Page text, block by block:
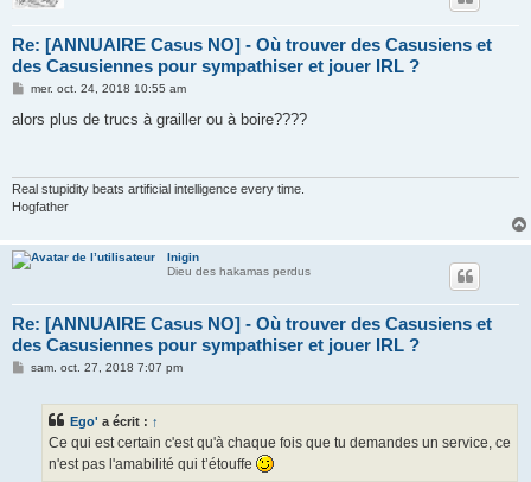
Re: [ANNUAIRE Casus NO] - Où trouver des Casusiens et
des Casusiennes pour sympathiser et jouer IRL ?
M
s
mer. oct. 24, 2018 10:55 am
alors plus de trucs à grailler ou à boire????
Real stupidity beats artificial intelligence every time.
Hogfather
Inigin
Dieu des hakamas perdus
Re: [ANNUAIRE Casus NO] - Où trouver des Casusiens et
des Casusiennes pour sympathiser et jouer IRL ?
Msam. oct. 27, 2018 7:07 pm
Ego' a écrit : ↑
Ce qui est certain c'est qu'à chaque fois que tu demandes un service, ce
n'est pas l'amabilité qui t’étouffe